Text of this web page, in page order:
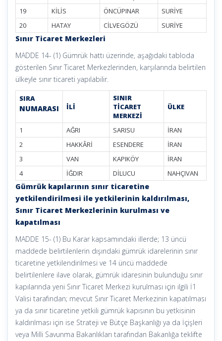
19
KİLİS ÖNCÜPINAR
SURİYE
20
HATAY CİLVEGÖZÜ SURİYE
Sınır Ticaret Merkezleri
MADDE 14- (1) Gümrük hattı üzerinde, aşağıdaki tabloda
gösterilen Sınır Ticaret Merkezlerinden, karşılarında belirtilen
ülkeyle sınır ticareti yapılabilir.
SIRA
NUMARASI İLİ
SINIR
TİCARET
MERKEZİ
ÜLKE
1 AĞRI SARISU
İRAN
2
HAKKÂRİ ESENDERE
İRAN
3
VAN KAPIKÖY
İRAN
4
İĞDIR DİLUCU NAHÇIVAN
Gümrük kapılarının sınır ticaretine
yetkilendirilmesi ile yetkilerinin kaldırılması,
Sınır Ticaret Merkezlerinin kurulması ve
kapatılması
MADDE 15- (1) Bu Karar kapsamındaki illerde; 13 üncü
maddede belirtilenlerin dışındaki gümrük idarelerinin sınır
ticaretine yetkilendirilmesi ve 14 üncü maddede
belirtilenlere ilave olarak, gümrük idaresinin bulunduğu sınır
kapılarında yeni Sınır Ticaret Merkezi kurulması için ilgili İ1
Valisi tarafından; mevcut Sınır Ticaret Merkezinin kapatılması
ya da sınır ticaretine yetkili gümrük kapısının bu yetkisinin
kaldırılması için ise Strateji ve Bütçe Başkanlığı ya da İçişleri
veya Milli Savunma Bakanlıkları tarafından Bakanlığa teklifte